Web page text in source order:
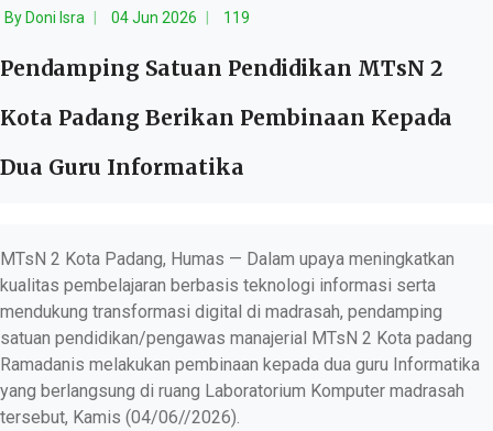
By Doni Isra 04 Jun 2026 119
Pendamping Satuan Pendidikan MTsN 2
Kota Padang Berikan Pembinaan Kepada
Dua Guru Informatika
MTsN 2 Kota Padang, Humas — Dalam upaya meningkatkan
kualitas pembelajaran berbasis teknologi informasi serta
mendukung transformasi digital di madrasah, pendamping
satuan pendidikan/pengawas manajerial MTsN 2 Kota padang
Ramadanis melakukan pembinaan kepada dua guru Informatika
yang berlangsung di ruang Laboratorium Komputer madrasah
tersebut, Kamis (04/06//2026).